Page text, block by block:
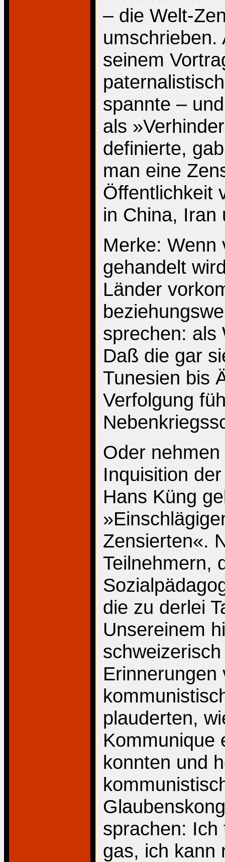
– die Welt-
umschrieben.
seinem
spannte –
als
definierte,
man eine
Öffentlichkeit
in China, Iran
Merke: Wenn
gehandelt
Länder
sprechen: als
Daß die gar
Tunesien bis
Verfolgung
Oder
Inquisition
Hans Küng
Zensierten«.
Teilnehmern,
die zu derlei
Unsereinem
Erinnerungen
plauderten,
Kommunique
konnten und
sprachen: Ich
gas, ich kann